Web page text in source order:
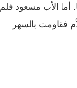
أما الأب مسعود فلم
فقاومت بالسهر